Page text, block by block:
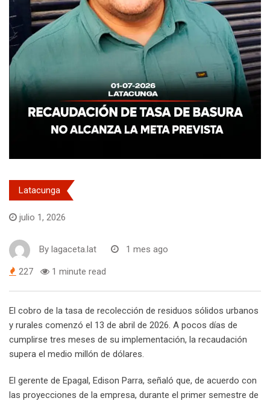
Latacunga
julio 1, 2026
By lagaceta.lat 1 mes ago
227 1 minute read
El cobro de la tasa de recolección de residuos sólidos urbanos
y rurales comenzó el 13 de abril de 2026. A pocos días de
cumplirse tres meses de su implementación, la recaudación
supera el medio millón de dólares.
El gerente de Epagal, Edison Parra, señaló que, de acuerdo con
las proyecciones de la empresa, durante el primer semestre de